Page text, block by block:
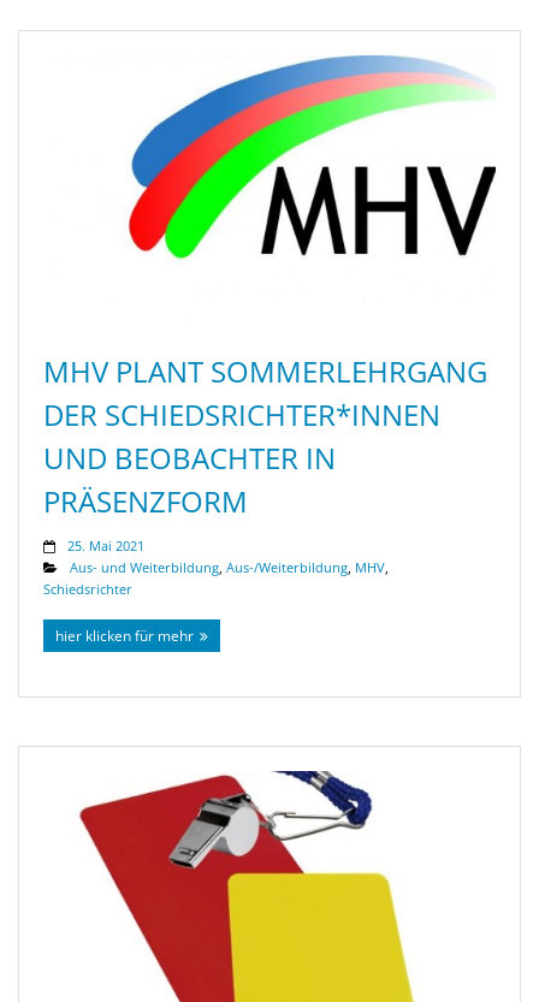
MHV PLANT SOMMERLEHRGANG
DER SCHIEDSRICHTER*INNEN
UND BEOBACHTER IN
PRÄSENZFORM
25. Mai 2021
Aus- und Weiterbildung, Aus-/Weiterbildung, MHV,
Schiedsrichter
hier klicken für mehr